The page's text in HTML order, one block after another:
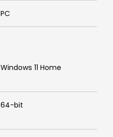
PC
Windows 11 Home
64-bit